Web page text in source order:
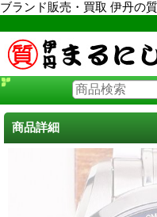
ブランド販売・買取 伊丹の
商品詳細